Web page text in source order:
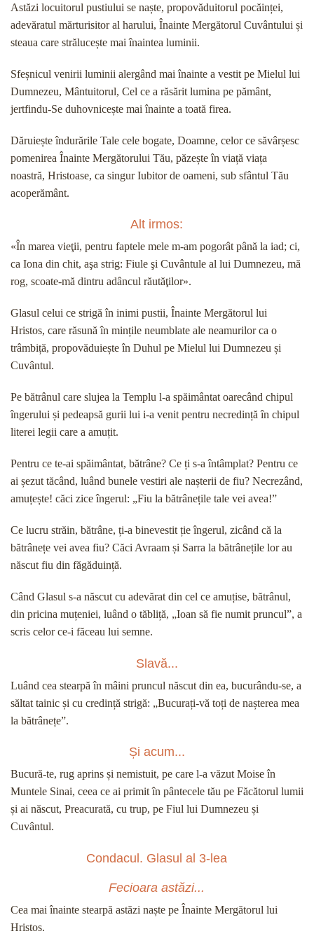
Astăzi locuitorul pustiului se naște, propovăduitorul pocăinței,
adevăratul mărturisitor al harului, Înainte Mergătorul Cuvântului și
steaua care strălucește mai înaintea luminii.
Sfeșnicul venirii luminii alergând mai înainte a vestit pe Mielul lui
Dumnezeu, Mântuitorul, Cel ce a răsărit lumina pe pământ,
jertfindu-Se duhovnicește mai înainte a toată firea.
Dăruiește îndurările Tale cele bogate, Doamne, celor ce săvârșesc
pomenirea Înainte Mergătorului Tău, păzește în viață viața
noastră, Hristoase, ca singur Iubitor de oameni, sub sfântul Tău
acoperământ.
Alt irmos:
«În marea vieţii, pentru faptele mele m-am pogorât până la iad; ci,
ca Iona din chit, aşa strig: Fiule şi Cuvântule al lui Dumnezeu, mă
rog, scoate-mă dintru adâncul răutăţilor».
Glasul celui ce strigă în inimi pustii, Înainte Mergătorul lui
Hristos, care răsună în mințile neumblate ale neamurilor ca o
trâmbiță, propovăduiește în Duhul pe Mielul lui Dumnezeu și
Cuvântul.
Pe bătrânul care slujea la Templu l-a spăimântat oarecând chipul
îngerului și pedeapsă gurii lui i-a venit pentru necredință în chipul
literei legii care a amuțit.
Pentru ce te-ai spăimântat, bătrâne? Ce ți s-a întâmplat? Pentru ce
ai șezut tăcând, luând bunele vestiri ale nașterii de fiu? Necrezând,
amuțește! căci zice îngerul: „Fiu la bătrânețile tale vei avea!”
Ce lucru străin, bătrâne, ți-a binevestit ție îngerul, zicând că la
bătrânețe vei avea fiu? Căci Avraam și Sarra la bătrânețile lor au
născut fiu din făgăduință.
Când Glasul s-a născut cu adevărat din cel ce amuțise, bătrânul,
din pricina muțeniei, luând o tăbliță, „Ioan să fie numit pruncul”, a
scris celor ce-i făceau lui semne.
Slavă...
Luând cea stearpă în mâini pruncul născut din ea, bucurându-se, a
săltat tainic și cu credință strigă: „Bucurați-vă toți de nașterea mea
la bătrânețe”.
Și acum...
Bucură-te, rug aprins și nemistuit, pe care l-a văzut Moise în
Muntele Sinai, ceea ce ai primit în pântecele tău pe Făcătorul lumii
și ai născut, Preacurată, cu trup, pe Fiul lui Dumnezeu și
Cuvântul.
Condacul. Glasul al 3-lea
Fecioara astăzi...
Cea mai înainte stearpă astăzi naște pe Înainte Mergătorul lui
Hristos.